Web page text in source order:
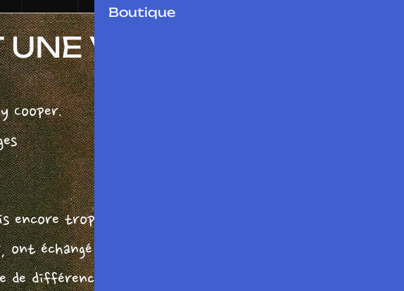
VICTOIRE
Cooper.
encore trop peu connu, Maurice Mazo, et un jeune et
échangé des lettres dont la lecture réserve une
différence d’âge, il s’est établi entre les deux hommes
Boutique